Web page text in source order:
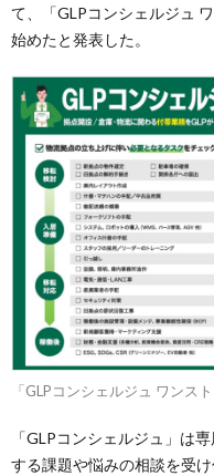
て、「GLPコンシェルジュ
始めたと発表した。
「GLPコンシェルジュ ワンス
「GLPコンシェルジュ」は
する課題や悩みの相談を受